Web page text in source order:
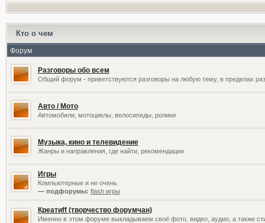
Кто о чем
Форум
Разговоры обо всем
Общий форум - приветствуются разговоры на любую тему, в пределах
Авто / Мото
Автомобили, мотоциклы, велосипеды, ролики
Музыка, кино и телевидение
Жанры и направления, где найти, рекомендации
Игры
Компьютерные и не очень
— подфорумы: flash игры
Креатиff (творчество форумчан)
Именно в этом форуме выкладываем своё фото, видео, аудио, а также